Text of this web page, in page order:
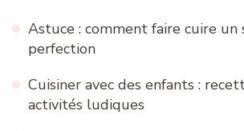
Astuce : comment faire cuire un
perfection
Cuisiner avec des enfants :
activités ludiques